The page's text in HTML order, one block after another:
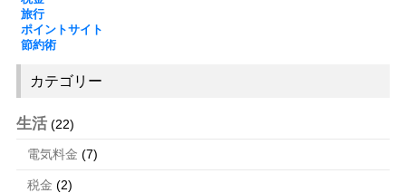
旅行
ポイントサイト
節約術
カテゴリー
生活(22)
電気料金 (7)
税金 (2)